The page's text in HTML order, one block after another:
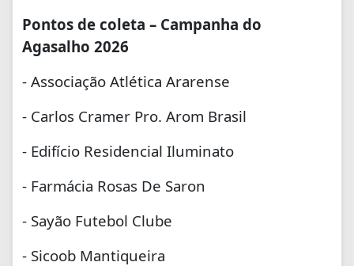
Pontos de coleta – Campanha do
Agasalho 2026
- Associação Atlética Ararense
- Carlos Cramer Pro. Arom Brasil
- Edifício Residencial Iluminato
- Farmácia Rosas De Saron
- Sayão Futebol Clube
- Sicoob Mantiqueira